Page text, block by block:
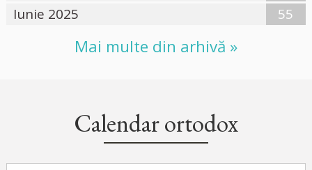
Iunie 2025
55
Mai multe din arhivă »
Calendar ortodox